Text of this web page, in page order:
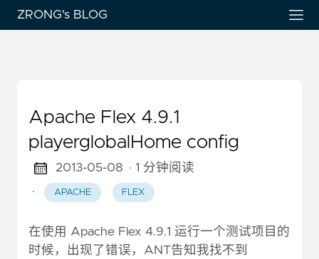
ZRONG's BLOG
Apache Flex 4.9.1
playerglobalHome config
2013-05-08 · 1 分钟阅读
·
APACHE FLEX
在使用 Apache Flex 4.9.1 运行一个测试项目的
时候，出现了错误，ANT告知我找不到